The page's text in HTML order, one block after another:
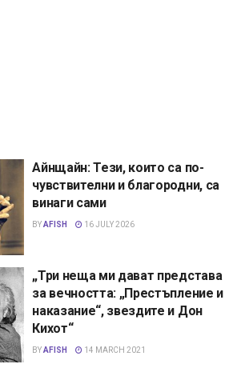
Айнщайн: Тези, които са по-
чувствителни и благородни, са
винаги сами
BYAFISH 16 JULY 2026
„Три неща ми дават представа
за вечността: „Престъпление и
наказание“, звездите и Дон
Кихот“
BYAFISH 14 MARCH 2021